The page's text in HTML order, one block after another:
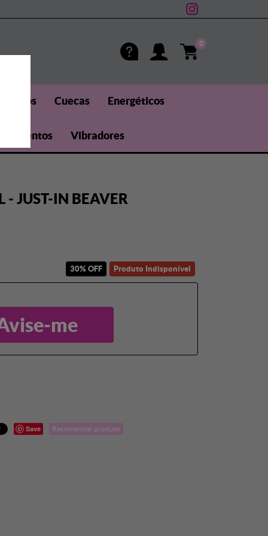
0
Cuecas Energéticos
Vibradores
- JUST-IN BEAVER
30% OFF
Produto Indisponível
me
Save Recomendar produto